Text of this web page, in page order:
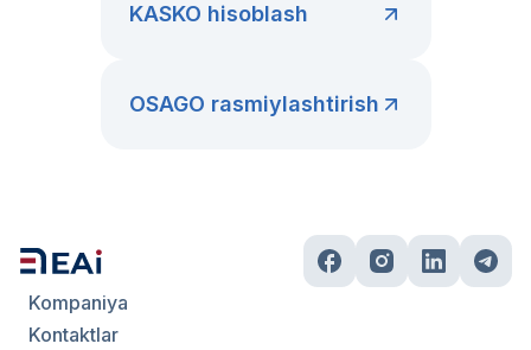
KASKO hisoblash
OSAGO rasmiylashtirish
Kompaniya
Kontaktlar